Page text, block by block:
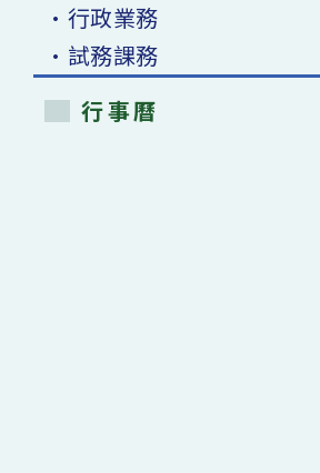
•行政業務
•試務課務
行事曆